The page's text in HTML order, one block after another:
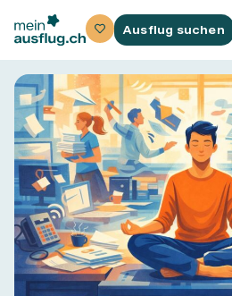
Ausflug suchen